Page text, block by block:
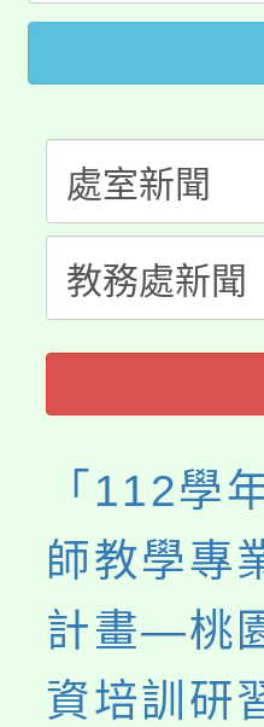
代理(課)
《
程，歡
心理、
系所師生
轉知苗
縣市「
門員」
踴躍報名
要點
「桃園
展演活動
115年度
義教育
「112學
師教學專
計畫—桃
資培訓研